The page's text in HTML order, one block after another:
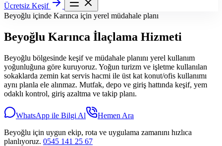
Ücretsiz Keşif
Ücretsiz Keşif
Beyoğlu içinde Karınca için yerel müdahale planı
Beyoğlu Karınca İlaçlama Hizmeti
Beyoğlu bölgesinde keşif ve müdahale planını yerel kullanım
yoğunluğuna göre kuruyoruz. Yoğun turizm ve işletme kullanılan
sokaklarda zemin kat servis hacmi ile üst kat konut/ofis kullanımı
aynı planla ele alınmaz. Mutfak, depo ve giriş hattında keşif, yem
odaklı kontrol, giriş azaltma ve takip planı.
WhatsApp ile Bilgi Al
Hemen Ara
Beyoğlu için uygun ekip, rota ve uygulama zamanını hızlıca
planlıyoruz. 0545 141 25 67